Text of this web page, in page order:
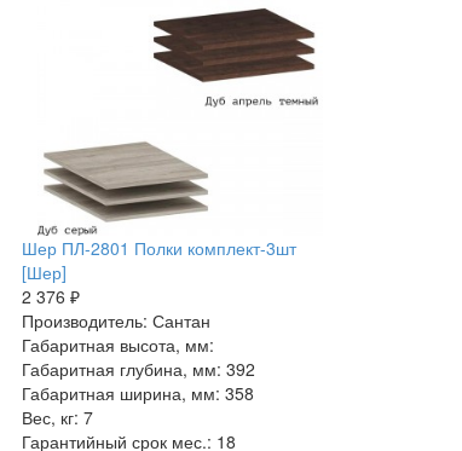
Шер ПЛ-2801 Полки комплект-3шт
[Шер]
2 376 ₽
Производитель: Сантан
Габаритная высота, мм:
Габаритная глубина, мм: 392
Габаритная ширина, мм: 358
Вес, кг: 7
Гарантийный срок мес.: 18